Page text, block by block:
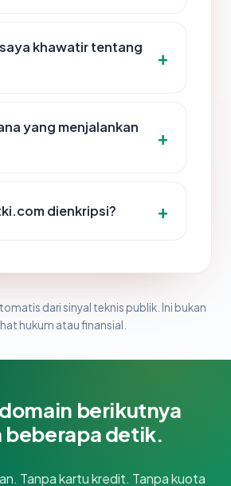
khawatir tentang
yang menjalankan
dienkripsi?
dari sinyal teknis publik. Ini bukan
hukum atau finansial.
berikutnya
beberapa detik.
Tanpa kartu kredit. Tanpa kuota